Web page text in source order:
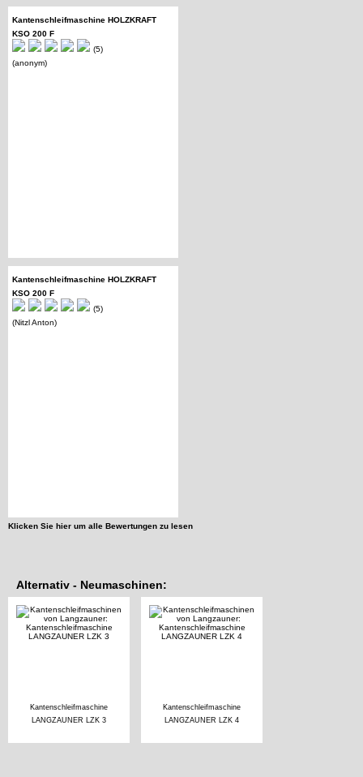
Kantenschleifmaschine HOLZKRAFT
KSO 200 F
(5)
(anonym)
Kantenschleifmaschine HOLZKRAFT
KSO 200 F
(5)
(Nitzl Anton)
Klicken Sie hier um alle Bewertungen zu lesen
Alternativ - Neumaschinen:
Kantenschleifmaschine
LANGZAUNER LZK 3
Kantenschleifmaschine
LANGZAUNER LZK 4